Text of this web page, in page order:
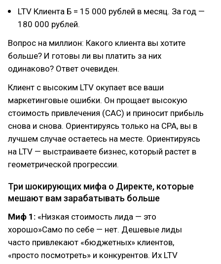
LTV Клиента Б = 15 000 рублей в месяц. За год —
180 000 рублей.
Вопрос на миллион: Какого клиента вы хотите
больше? И готовы ли вы платить за них
одинаково? Ответ очевиден.
Клиент с высоким LTV окупает все ваши
маркетинговые ошибки. Он прощает высокую
стоимость привлечения (CAC) и приносит прибыль
снова и снова. Ориентируясь только на CPA, вы в
лучшем случае остаетесь на месте. Ориентируясь
на LTV — выстраиваете бизнес, который растет в
геометрической прогрессии.
Три шокирующих мифа о Директе, которые
мешают вам зарабатывать больше
Миф 1: «Низкая стоимость лида — это
хорошо»Само по себе — нет. Дешевые лиды
часто привлекают «бюджетных» клиентов,
«просто посмотреть» и конкурентов. Их LTV